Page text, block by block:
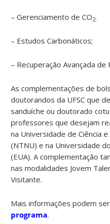
– Gerenciamento de CO2;
– Estudos Carbonáticos;
– Recuperação Avançada
As complementações de
doutorandos da UFSC que
sanduíche ou doutorado
professores que desejam
na Universidade de Ciência
(NTNU) e na Universidade
(EUA). A complementação
nas modalidades Jovem
Visitante.
Mais informações podem
programa.